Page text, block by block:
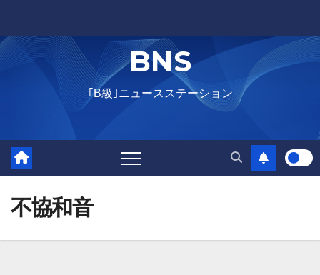
BNS
｢B級｣ニュースステーション
不協和音